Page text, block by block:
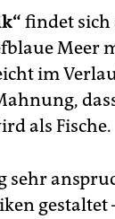
findet sich
Meer
im
als Fische.
sehr
gestaltet